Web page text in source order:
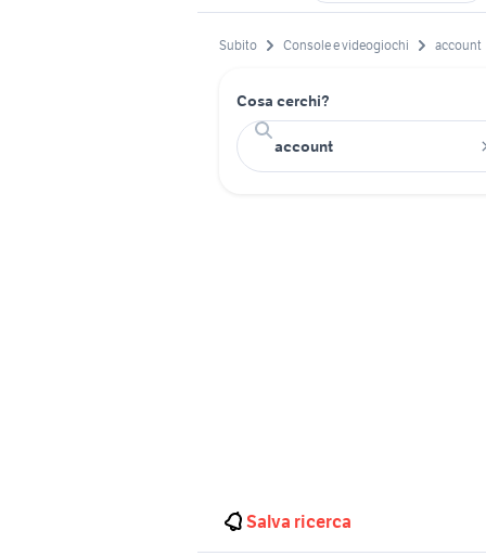
Subito Console e videogiochi account
Cosa cerchi?
Salva ricerca